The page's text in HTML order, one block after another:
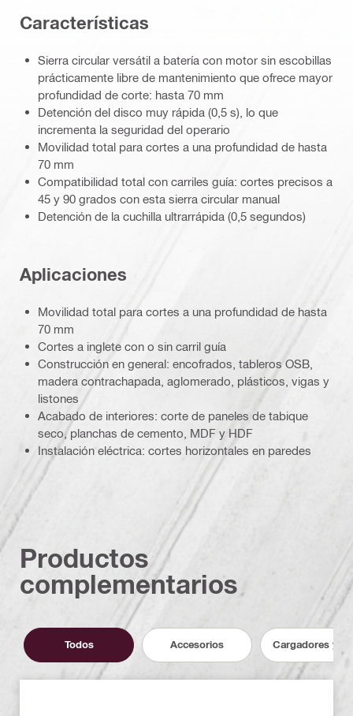
Características
Sierra circular versátil a batería con motor sin escobillas
prácticamente libre de mantenimiento que ofrece mayor
profundidad de corte: hasta 70 mm
Detención del disco muy rápida (0,5 s), lo que
incrementa la seguridad del operario
Movilidad total para cortes a una profundidad de hasta
70 mm
Compatibilidad total con carriles guía: cortes precisos a
45 y 90 grados con esta sierra circular manual
Detención de la cuchilla ultrarrápida (0,5 segundos)
Aplicaciones
Movilidad total para cortes a una profundidad de hasta
70 mm
Cortes a inglete con o sin carril guía
Construcción en general: encofrados, tableros OSB,
madera contrachapada, aglomerado, plásticos, vigas y
listones
Acabado de interiores: corte de paneles de tabique
seco, planchas de cemento, MDF y HDF
Instalación eléctrica: cortes horizontales en paredes
Productos
complementarios
Todos Accesorios Cargadores y